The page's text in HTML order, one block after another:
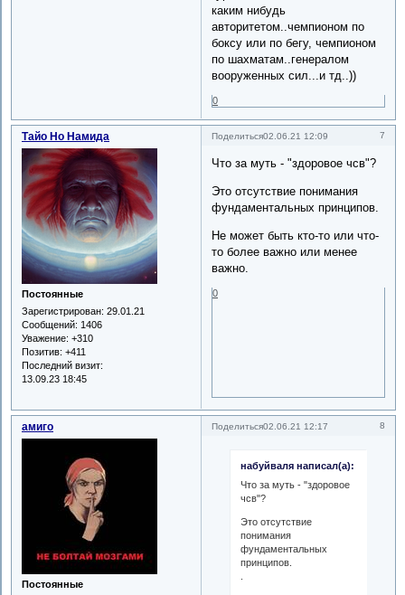
каким нибудь
авторитетом..чемпионом по
боксу или по бегу, чемпионом
по шахматам..генералом
вооруженных сил...и тд..))
0
Поделиться 7
02.06.21 12:09
Тайо Но Намида
Постоянные
Зарегистрирован: 29.01.21
Сообщений: 1406
Уважение: +310
Позитив: +411
Последний визит:
13.09.23 18:45
Что за муть - "здоровое чсв"?
Это отсутствие понимания
фундаментальных принципов.
Не может быть кто-то или что-
то более важно или менее
важно.
0
Поделиться 8
02.06.21 12:17
амиго
Постоянные
набуйваля написал(а):
Что за муть - "здоровое
чсв"?
Это отсутствие
понимания
фундаментальных
принципов.